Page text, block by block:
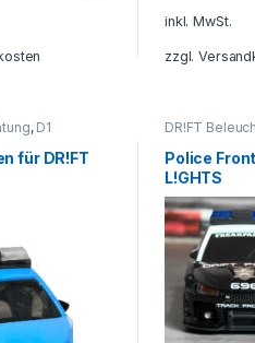
inkl. MwSt.
zzgl.
, D1
für DR!FT
DR!FT
Police
L!GHTS